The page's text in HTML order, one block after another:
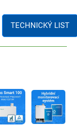
TECHNICKÝ LIST